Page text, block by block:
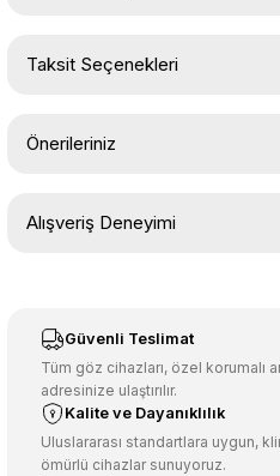
Taksit Seçenekleri
Önerileriniz
konularda yetersiz gördüğünüz
Ürün resmi kalitesiz, bozuk veya
Ürün açıklamasında eksik bilgiler
Ürün bilgilerinde hatalar bulunuyor.
Ürün fiyatı diğer sitelerden daha
Bu ürüne benzer farklı alternatifler
Alışveriş Deneyimi
Güvenli Teslimat
Tüm göz cihazları, özel korumalı
adresinize ulaştırılır.
Kalite ve Dayanıklılık
Uluslararası standartlara uygun,
ömürlü cihazlar sunuyoruz.